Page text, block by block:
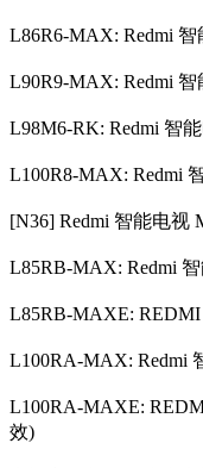
L86R6-MAX: Redmi
L90R9-MAX: Redmi
L98M6-RK: Redmi 智
L100R8-MAX: Redmi
[N36] Redmi 智能电视
L85RB-MAX: Redmi
L85RB-MAXE:
L100RA-MAX: Redmi
L100RA-MAXE:
效)